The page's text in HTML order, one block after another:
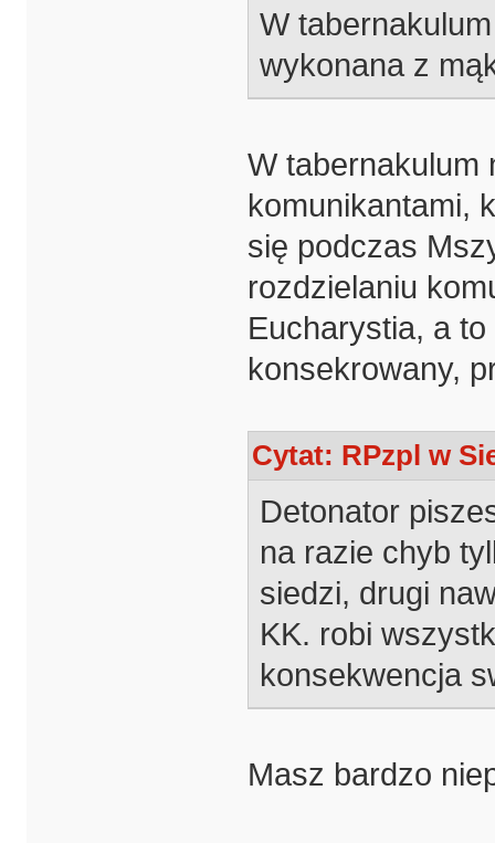
W
wykonana z
W tabernakulum
komunikantami,
się podczas
rozdzielaniu
Eucharystia, a
konsekrowany,
Cytat: RPzpl w
Detonator
na razie chyb
siedzi, drugi
KK. robi
konsekwencja
Masz bardzo